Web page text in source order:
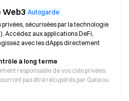
Autogarde
privées, sécurisées par la technologie
Accédez aux applications DeFi,
avec les dApps directement
à long terme
responsable de vos clés privées.
pas être récupérés par Gate ou